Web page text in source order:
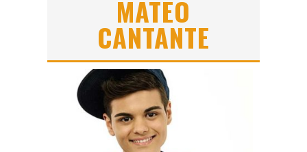
Vi Em
Los Ángeles Azules
MATEO
CANTANTE